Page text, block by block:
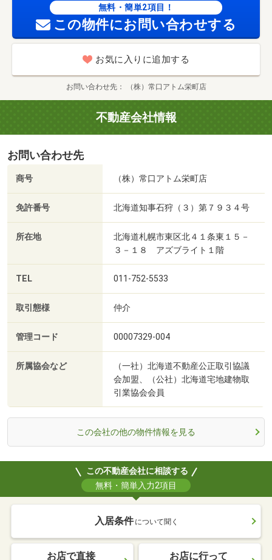
無料・簡単2項目！
この物件にお問い合わせする
お気に入りに追加する
お問い合わせ先 （株）常口アトム栄町店
不動産会社情報
お問い合わせ先
商号 （株）常口アトム栄町店
免許番号 北海道知事石狩（３）第７９３４号
所在地
北海道札幌市東区北４１条東１５－
３－１８ アズブライト１階
TEL 011-752-5533
取引態様 仲介
管理コード 00007329-004
所属協会など
（一社）北海道不動産公正取引協議
会加盟、（公社）北海道宅地建物取
引業協会会員
この会社の他の物件情報を見る
この不動産会社に相談する
無料・簡単入力2項目
入居条件 について聞く
お店で直接 お店に行って